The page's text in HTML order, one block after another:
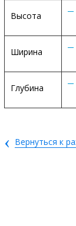
Высота
Ширина
Глубина
‹ Вернуться к